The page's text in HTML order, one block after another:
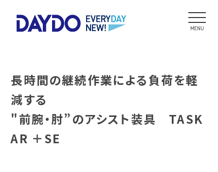
長時間の継続作業による負荷を軽
減する
"前腕・肘”のアシスト装具 TASK
AR ＋SE
MENU